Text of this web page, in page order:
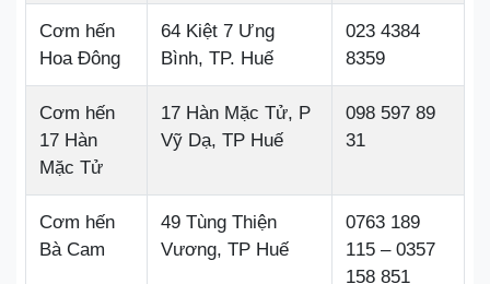
Cơm hến
Hoa Đông
64 Kiệt 7 Ưng
Bình, TP. Huế
023 4384
8359
Cơm hến
17 Hàn
Mặc Tử
17 Hàn Mặc Tử, P
Vỹ Dạ, TP Huế
098 597 89
31
Cơm hến
Bà Cam
49 Tùng Thiện
Vương, TP Huế
0763 189
115 – 0357
158 851